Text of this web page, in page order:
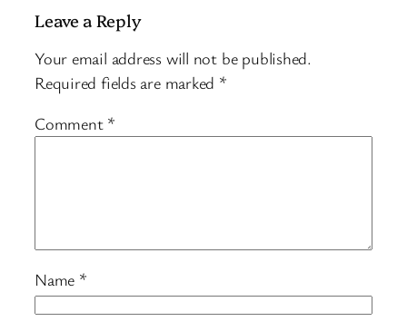
Leave a Reply
Your email address will not be published.
Required fields are marked *
Comment *
Name *